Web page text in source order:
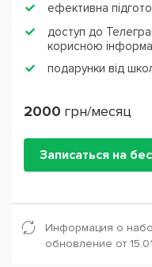
ефективна
доступ до
корисною
подарунки від
2000 грн/месяц
Записаться на
Информация о
обновление от